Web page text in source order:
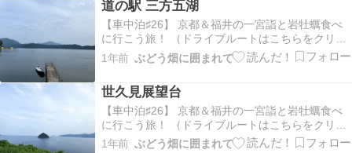
居をくぐると また狛犬さんこちらは ちょっとか…
道の駅 三方五湖
【車中泊♯26】 京都＆福井の一宮詣と岩牡蠣食べ
に行こう旅！ （ドライブルートはこちらをクリッ
ク！）道の駅 三方五湖さんに寄ってみましたがこ
ちらも朝早すぎて（７時１６分着） まだー＞＜景
も静かでよさそうまたいつか訪れたいですねー
1年前 ぶどう畑に囲まれて
世久見展望台
【車中泊♯26】 京都＆福井の一宮詣と岩牡蠣食べ
に行こう旅！ （ドライブルートはこちらをクリッ
ク！）三方五湖の五湖テラスに行ってみたいと思
1年前 ぶどう畑に囲まれて